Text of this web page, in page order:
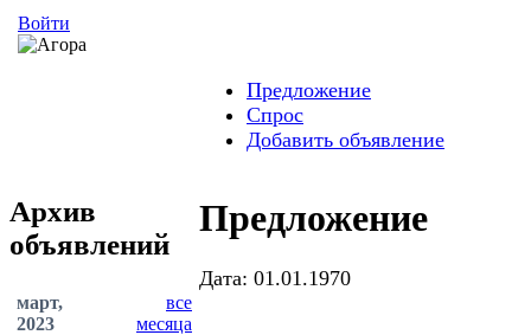
Войти
Предложение
Спрос
Добавить объявление
Архив
объявлений
март,
2023
все
месяца
Предложение
Дата: 01.01.1970